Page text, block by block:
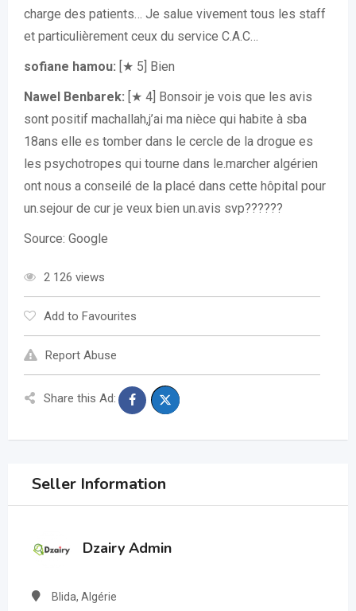
charge des patients… Je salue vivement tous les staff
et particulièrement ceux du service C.A.C…
sofiane hamou: [★ 5] Bien
Nawel Benbarek: [★ 4] Bonsoir je vois que les avis
sont positif machallah,j’ai ma nièce qui habite à sba
18ans elle es tomber dans le cercle de la drogue es
les psychotropes qui tourne dans le.marcher algérien
ont nous a conseilé de la placé dans cette hôpital pour
un.sejour de cur je veux bien un.avis svp??????
Source: Google
2 126 views
Add to Favourites
Report Abuse
Share this Ad:
Seller Information
Dzairy Admin
Blida, Algérie